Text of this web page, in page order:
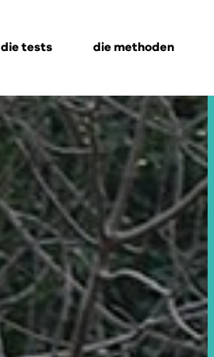
die tests die methoden